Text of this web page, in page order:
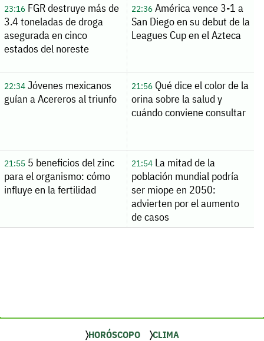
23:16FGR destruye más de
3.4 toneladas de droga
asegurada en cinco
estados del noreste
22:36América vence 3-1 a
San Diego en su debut de la
Leagues Cup en el Azteca
22:34Jóvenes mexicanos
guían a Acereros al triunfo
21:56Qué dice el color de la
orina sobre la salud y
cuándo conviene consultar
21:555 beneficios del zinc
para el organismo: cómo
influye en la fertilidad
21:54La mitad de la
población mundial podría
ser miope en 2050:
advierten por el aumento
de casos
HORÓSCOPO CLIMA